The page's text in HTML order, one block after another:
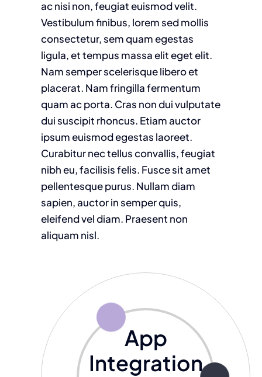
ac nisi non, feugiat euismod velit.
Vestibulum finibus, lorem sed mollis
consectetur, sem quam egestas
ligula, et tempus massa elit eget elit.
Nam semper scelerisque libero et
placerat. Nam fringilla fermentum
quam ac porta. Cras non dui vulputate
dui suscipit rhoncus. Etiam auctor
ipsum euismod egestas laoreet.
Curabitur nec tellus convallis, feugiat
nibh eu, facilisis felis. Fusce sit amet
pellentesque purus. Nullam diam
sapien, auctor in semper quis,
eleifend vel diam. Praesent non
aliquam nisl.
App
Integration